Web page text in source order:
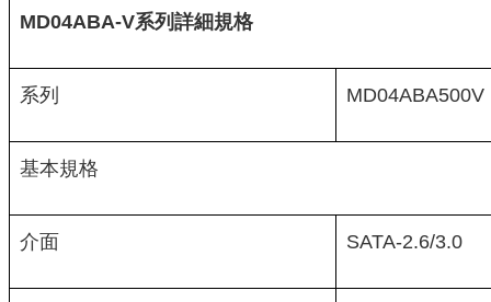
MD04ABA-V系列詳細規格
系列 MD04ABA500V
基本規格
介面 SATA-2.6/3.0